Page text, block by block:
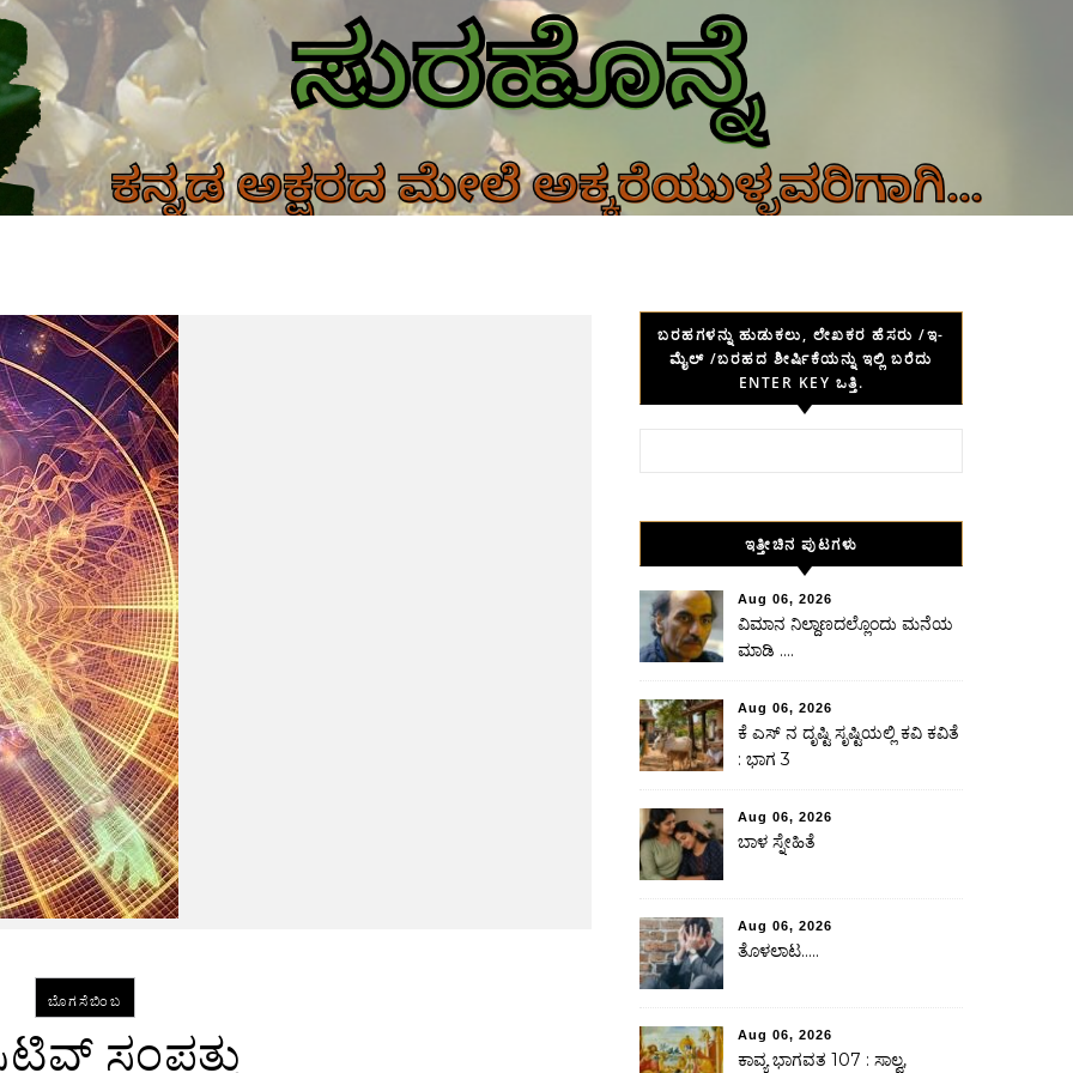
ಬೊಗಸೆಬಿಂಬ
ಸಂಪತ್ತು
ಬರಹಗಳನ್ನು ಹುಡುಕಲು, ಲೇಖಕರ ಹೆಸರು /ಇ-
ಮೈಲ್ /ಬರಹದ ಶೀರ್ಷಿಕೆಯನ್ನು ಇಲ್ಲಿ ಬರೆದು
ENTER KEY ಒತ್ತಿ.
ಇತ್ತೀಚಿನ ಪುಟಗಳು
Aug 06, 2026
ವಿಮಾನ ನಿಲ್ದಾಣದಲ್ಲೊಂದು ಮನೆಯ
ಮಾಡಿ ….
Aug 06, 2026
ಕೆ ಎಸ್ ನ ದೃಷ್ಟಿ ಸೃಷ್ಟಿಯಲ್ಲಿ ಕವಿ ಕವಿತೆ
: ಭಾಗ 3
Aug 06, 2026
ಬಾಳ ಸ್ನೇಹಿತೆ
Aug 06, 2026
ತೊಳಲಾಟ…..
Aug 06, 2026
ಕಾವ್ಯ ಭಾಗವತ 107 : ಸಾಲ್ವ,